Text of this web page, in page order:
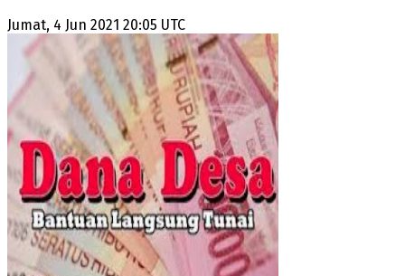
Jumat, 4 Jun 2021 20:05 UTC